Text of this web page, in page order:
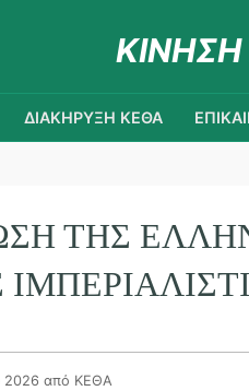
ΔΙΑΚΗΡΥΞΗ ΚΕΘΑ
ΤΗΣ
2026 από ΚΕΘΑ